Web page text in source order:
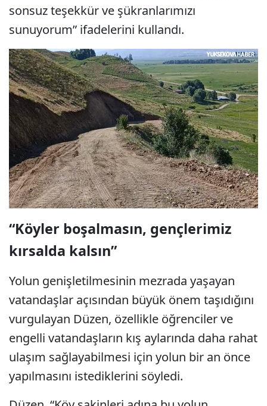
sonsuz teşekkür ve şükranlarımızı
sunuyorum” ifadelerini kullandı.
“Köyler boşalmasın, gençlerimiz
kırsalda kalsın”
Yolun genişletilmesinin mezrada yaşayan
vatandaşlar açısından büyük önem taşıdığını
vurgulayan Düzen, özellikle öğrenciler ve
engelli vatandaşların kış aylarında daha rahat
ulaşım sağlayabilmesi için yolun bir an önce
yapılmasını istediklerini söyledi.